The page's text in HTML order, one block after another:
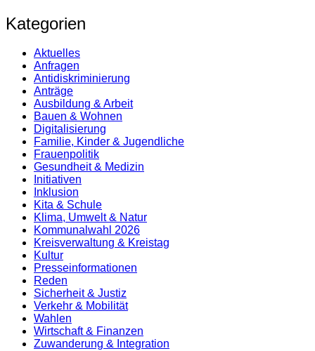
Kategorien
Aktuelles
Anfragen
Antidiskrimi­nierung
Anträge
Ausbildung & Arbeit
Bauen & Wohnen
Digitalisierung
Familie, Kinder & Jugendliche
Frauenpolitik
Gesundheit & Medizin
Initiativen
Inklusion
Kita & Schule
Klima, Umwelt & Natur
Kommunalwahl 2026
Kreisverwaltung & Kreistag
Kultur
Presse­informationen
Reden
Sicherheit & Justiz
Verkehr & Mobilität
Wahlen
Wirtschaft & Finanzen
Zuwanderung & Integration